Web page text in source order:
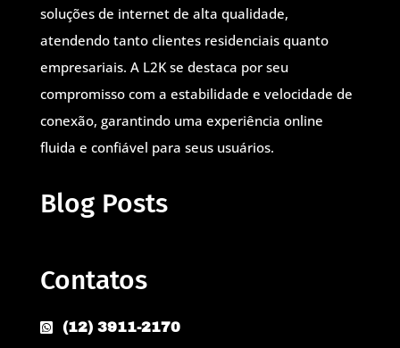
soluções de internet de alta qualidade,
atendendo tanto clientes residenciais quanto
empresariais. A L2K se destaca por seu
compromisso com a estabilidade e velocidade de
conexão, garantindo uma experiência online
fluida e confiável para seus usuários.
Blog Posts
Contatos
 (12) 3911-2170